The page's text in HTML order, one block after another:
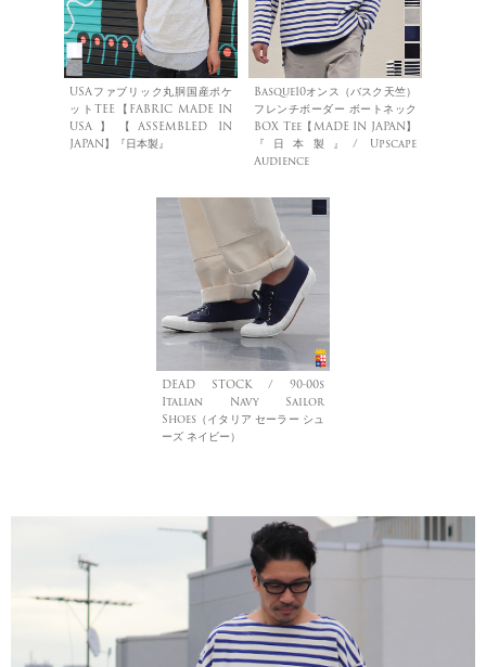
USAファブリック丸胴国産ポケ
ットTEE【FABRIC MADE IN
USA】【ASSEMBLED IN
JAPAN】『日本製』
Basque10オンス（バスク天竺）
フレンチボーダー ボートネック
BOX Tee【MADE IN JAPAN】
『日本製』/ Upscape
Audience
DEAD STOCK / 90-00s
Italian Navy Sailor
Shoes（イタリア セーラー シュ
ーズ ネイビー）